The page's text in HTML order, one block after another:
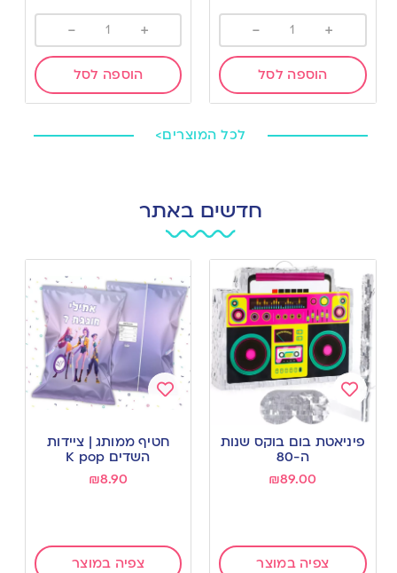
+
-
הוספה לסל
+
-
הוספה לסל
לכל המוצרים>
חדשים באתר
Add
to
wishlist
פיניאטת בום בוקס שנות
ה-80
₪89.00
צפיה במוצר
wishlist
חטיף ממותג | ציידות
השדים K pop
₪8.90
צפיה במוצר